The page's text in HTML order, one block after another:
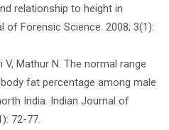
relationship to height in
of Forensic Science. 2008; 3(1):
V, Mathur N. The normal range
fat percentage among male
India. Indian Journal of
72-77.